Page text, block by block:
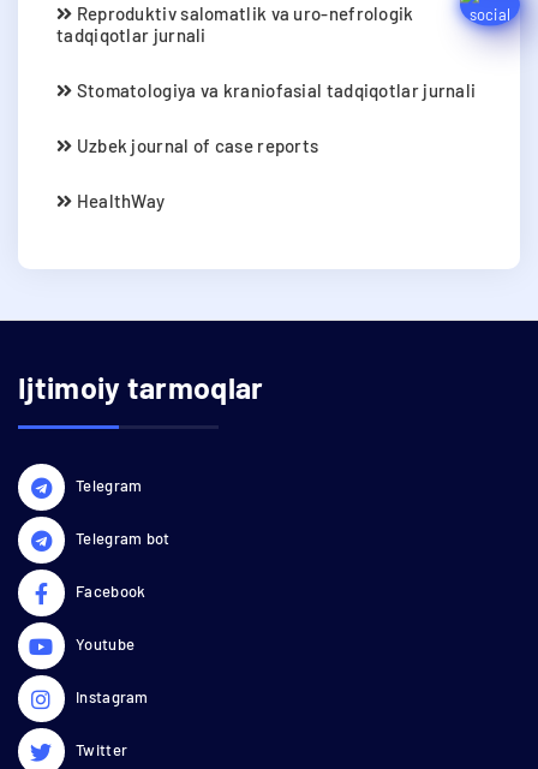
Reproduktiv salomatlik va uro-nefrologik
tadqiqotlar jurnali
Stomatologiya va kraniofasial tadqiqotlar jurnali
Uzbek journal of case reports
HealthWay
Ijtimoiy tarmoqlar
Telegram
Telegram bot
Facebook
Youtube
Instagram
Twitter